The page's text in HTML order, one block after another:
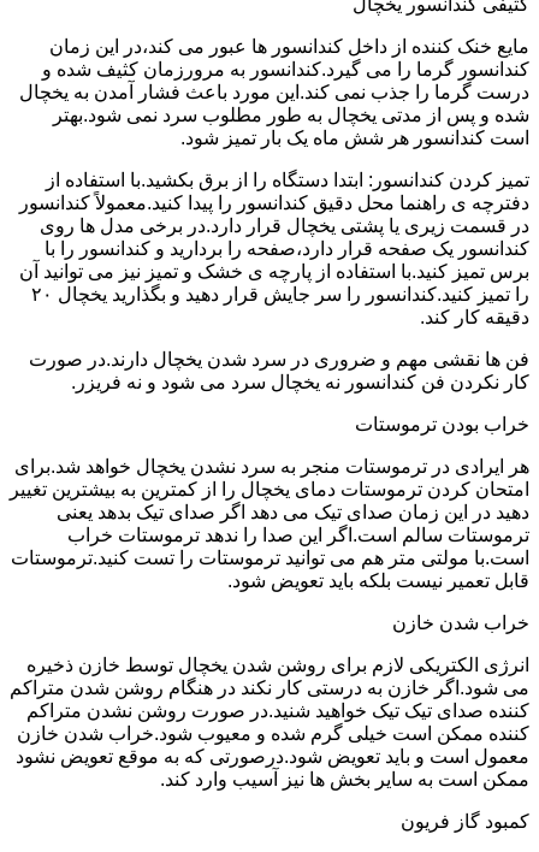
کثیفی کندانسور یخچال
مایع خنک کننده از داخل کندانسور ها عبور می کند،در این زمان
کندانسور گرما را می گیرد.کندانسور به مرورزمان کثیف شده و
درست گرما را جذب نمی کند.این مورد باعث فشار آمدن به یخچال
شده و پس از مدتی یخچال به طور مطلوب سرد نمی شود.بهتر
است کندانسور هر شش ماه یک بار تمیز شود.
تمیز کردن کندانسور: ابتدا دستگاه را از برق بکشید.با استفاده از
دفترچه ی راهنما محل دقیق کندانسور را پیدا کنید.معمولاً کندانسور
در قسمت زیری یا پشتی یخچال قرار دارد.در برخی مدل ها روی
کندانسور یک صفحه قرار دارد،صفحه را بردارید و کندانسور را با
برس تمیز کنید.با استفاده از پارچه ی خشک و تمیز نیز می توانید آن
را تمیز کنید.کندانسور را سر جایش قرار دهید و بگذارید یخچال ۲۰
دقیقه کار کند.
فن ها نقشی مهم و ضروری در سرد شدن یخچال دارند.در صورت
کار نکردن فن کندانسور نه یخچال سرد می شود و نه فریزر.
خراب بودن ترموستات
هر ایرادی در ترموستات منجر به سرد نشدن یخچال خواهد شد.برای
امتحان کردن ترموستات دمای یخچال را از کمترین به بیشترین تغییر
دهید در این زمان صدای تیک می دهد اگر صدای تیک بدهد یعنی
ترموستات سالم است.اگر این صدا را ندهد ترموستات خراب
است.با مولتی متر هم می توانید ترموستات را تست کنید.ترموستات
قابل تعمیر نیست بلکه باید تعویض شود.
خراب شدن خازن
انرژی الکتریکی لازم برای روشن شدن یخچال توسط خازن ذخیره
می شود.اگر خازن به درستی کار نکند در هنگام روشن شدن متراکم
کننده صدای تیک تیک خواهید شنید.در صورت روشن نشدن متراکم
کننده ممکن است خیلی گرم شده و معیوب شود.خراب شدن خازن
معمول است و باید تعویض شود.درصورتی که به موقع تعویض نشود
ممکن است به سایر بخش ها نیز آسیب وارد کند.
کمبود گاز فریون